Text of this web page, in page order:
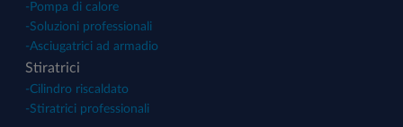
- Pompa di calore
-Soluzioni professionali
-Asciugatrici ad armadio
Stiratrici
-Cilindro riscaldato
-Stiratrici professionali